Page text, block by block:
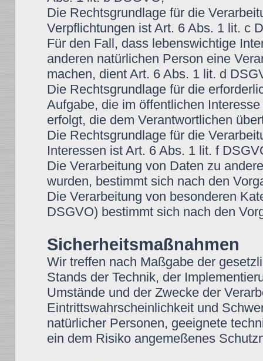
Die Rechtsgrundlage für die
Verpflichtungen ist Art. 6 Abs. 1 lit. c
Für den Fall, dass lebenswichtige
anderen natürlichen Person eine
machen, dient Art. 6 Abs. 1 lit. d
Die Rechtsgrundlage für die
Aufgabe, die im öffentlichen
erfolgt, die dem Verantwortlichen
Die Rechtsgrundlage für die
Interessen ist Art. 6 Abs. 1 lit. f
Die Verarbeitung von Daten zu
wurden, bestimmt sich nach den
Die Verarbeitung von besonderen
DSGVO) bestimmt sich nach den
Sicherheitsmaßnahmen
Wir treffen nach Maßgabe der
Stands der Technik, der
Umstände und der Zwecke der
Eintrittswahrscheinlichkeit und
natürlicher Personen, geeignete
ein dem Risiko angemeßenes